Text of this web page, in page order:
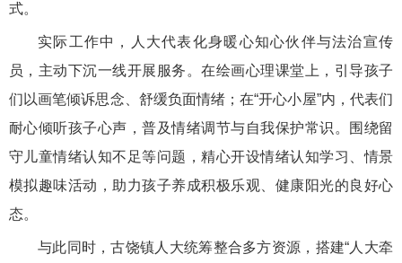
式。
实际工作中，人大代表化身暖心知心伙伴与法治宣传
员，主动下沉一线开展服务。在绘画心理课堂上，引导孩子
们以画笔倾诉思念、舒缓负面情绪；在“开心小屋”内，代表们
耐心倾听孩子心声，普及情绪调节与自我保护常识。围绕留
守儿童情绪认知不足等问题，精心开设情绪认知学习、情景
模拟趣味活动，助力孩子养成积极乐观、健康阳光的良好心
态。
与此同时，古饶镇人大统筹整合多方资源，搭建“人大牵